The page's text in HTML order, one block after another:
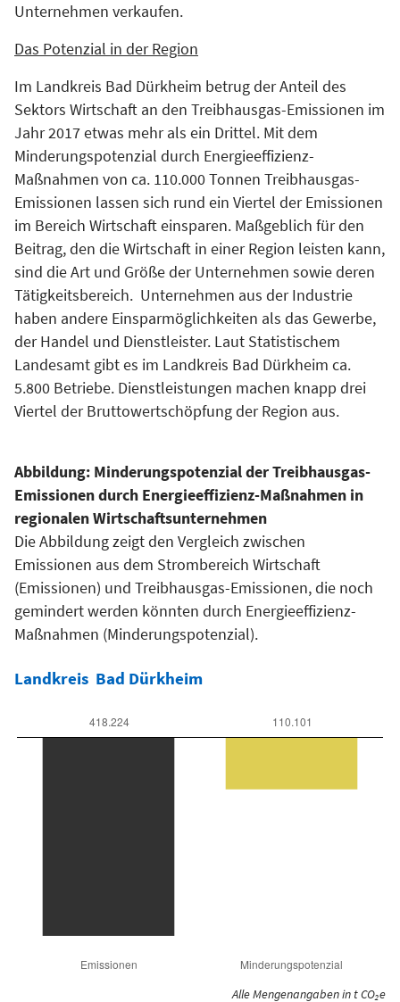
Unternehmen verkaufen.
Das Potenzial in der Region
Im Landkreis Bad Dürkheim betrug der Anteil des
Sektors Wirtschaft an den Treibhausgas-Emissionen im
Jahr 2017 etwas mehr als ein Drittel. Mit dem
Minderungspotenzial durch Energieeffizienz-
Maßnahmen von ca. 110.000 Tonnen Treibhausgas-
Emissionen lassen sich rund ein Viertel der Emissionen
im Bereich Wirtschaft einsparen. Maßgeblich für den
Beitrag, den die Wirtschaft in einer Region leisten kann,
sind die Art und Größe der Unternehmen sowie deren
Tätigkeitsbereich. Unternehmen aus der Industrie
haben andere Einsparmöglichkeiten als das Gewerbe,
der Handel und Dienstleister. Laut Statistischem
Landesamt gibt es im Landkreis Bad Dürkheim ca.
5.800 Betriebe. Dienstleistungen machen knapp drei
Viertel der Bruttowertschöpfung der Region aus.
Abbildung: Minderungspotenzial der Treibhausgas-
Emissionen durch Energieeffizienz-Maßnahmen in
regionalen Wirtschaftsunternehmen
Die Abbildung zeigt den Vergleich zwischen
Emissionen aus dem Strombereich Wirtschaft
(Emissionen) und Treibhausgas-Emissionen, die noch
gemindert werden könnten durch Energieeffizienz-
Maßnahmen (Minderungspotenzial).
Landkreis Bad Dürkheim
Alle Mengenangaben in t CO₂e